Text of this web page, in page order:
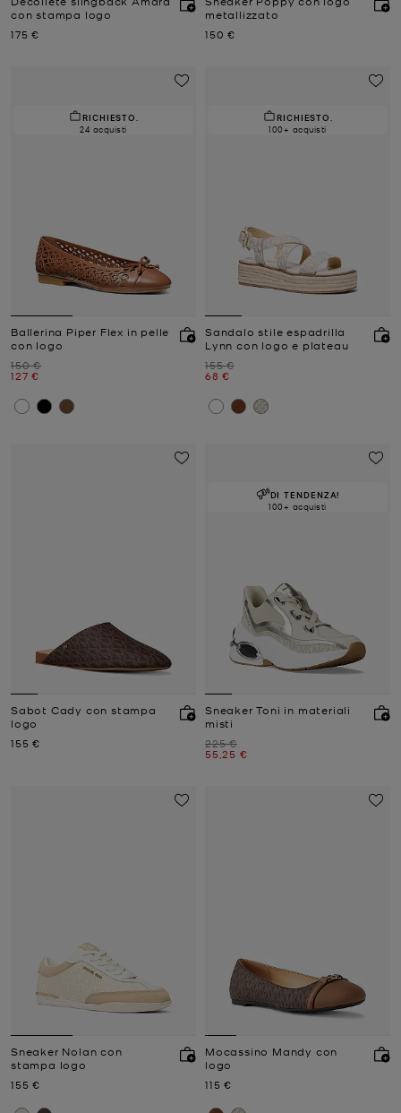
con stampa logo
Prezzo attuale
175 €
metallizzato
Prezzo attuale
150 €
RICHIESTO.
24 acquisti
Ballerina Piper Flex in pelle
con logo
Prezzo iniziale
150 €
Prezzo attuale
127 €
RICHIESTO.
100+ acquisti
Sandalo stile espadrilla
Lynn con logo e plateau
Prezzo iniziale
155 €
Prezzo attuale
68 €
Sabot Cady con stampa
logo
Prezzo attuale
155 €
DI TENDENZA!
100+ acquisti
Sneaker Toni in materiali
misti
Prezzo iniziale
225 €
Prezzo attuale
55,25 €
Sneaker Nolan con
stampa logo
Prezzo attuale
155 €
Mocassino Mandy con
logo
Prezzo attuale
115 €